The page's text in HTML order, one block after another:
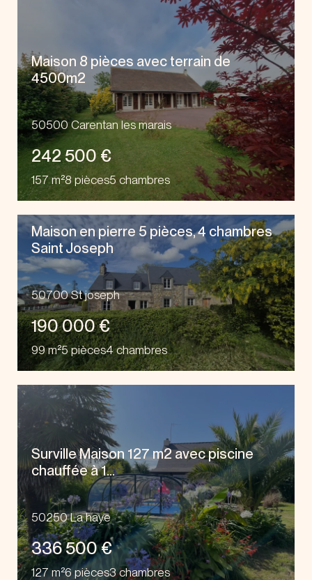
Maison 8 pièces avec terrain de
4500m2
50500 Carentan les marais
242 500 €
157 m²8 pièces5 chambres
Maison en pierre 5 pièces, 4 chambres
Saint Joseph
50700 St joseph
190 000 €
99 m²5 pièces4 chambres
Surville Maison 127 m2 avec piscine
chauffée à 1...
50250 La haye
336 500 €
127 m²6 pièces3 chambres